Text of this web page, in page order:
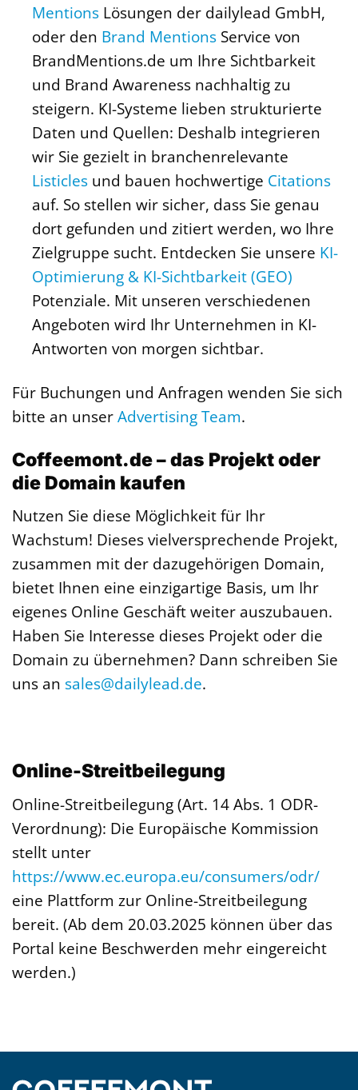
MentionsLösungen der dailylead GmbH,
oder den Brand MentionsService von
BrandMentions.de um Ihre Sichtbarkeit
und Brand Awareness nachhaltig zu
steigern. KI-Systeme lieben strukturierte
Daten und Quellen: Deshalb integrieren
wir Sie gezielt in branchenrelevante
Listiclesund bauen hochwertige Citations
auf. So stellen wir sicher, dass Sie genau
dort gefunden und zitiert werden, wo Ihre
Zielgruppe sucht. Entdecken Sie unsere KI-
Optimierung & KI-Sichtbarkeit (GEO)
Potenziale. Mit unseren verschiedenen
Angeboten wird Ihr Unternehmen in KI-
Antworten von morgen sichtbar.
Für Buchungen und Anfragen wenden Sie sich
bitte an unserAdvertising Team.
Coffeemont.de – das Projekt oder
die Domain kaufen
Nutzen Sie diese Möglichkeit für Ihr
Wachstum! Dieses vielversprechende Projekt,
zusammen mit der dazugehörigen Domain,
bietet Ihnen eine einzigartige Basis, um Ihr
eigenes Online Geschäft weiter auszubauen.
Haben Sie Interesse dieses Projekt oder die
Domain zu übernehmen? Dann schreiben Sie
uns an sales@dailylead.de.
Online-Streitbeilegung
Online-Streitbeilegung (Art. 14 Abs. 1 ODR-
Verordnung): Die Europäische Kommission
stellt unter
https://www.ec.europa.eu/consumers/odr/
eine Plattform zur Online-Streitbeilegung
bereit. (Ab dem 20.03.2025 können über das
Portal keine Beschwerden mehr eingereicht
werden.)